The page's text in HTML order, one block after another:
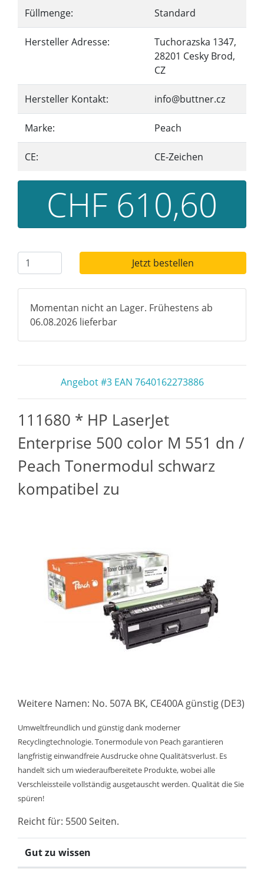
Füllmenge: Standard
Hersteller Adresse:
Tuchorazska 1347,
28201 Cesky Brod,
CZ
Hersteller Kontakt: info@buttner.cz
Marke: Peach
CE: CE-Zeichen
CHF 610,60
Jetzt bestellen
Momentan nicht an Lager. Frühestens ab
06.08.2026 lieferbar
Angebot #3 EAN 7640162273886
111680 * HP LaserJet
Enterprise 500 color M 551 dn /
Peach Tonermodul schwarz
kompatibel zu
Weitere Namen: No. 507A BK, CE400A günstig (DE3)
Umweltfreundlich und günstig dank moderner
Recyclingtechnologie. Tonermodule von Peach garantieren
langfristig einwandfreie Ausdrucke ohne Qualitätsverlust. Es
handelt sich um wiederaufbereitete Produkte, wobei alle
Verschleissteile vollständig ausgetauscht werden. Qualität die Sie
spüren!
Reicht für: 5500 Seiten.
Gut zu wissen